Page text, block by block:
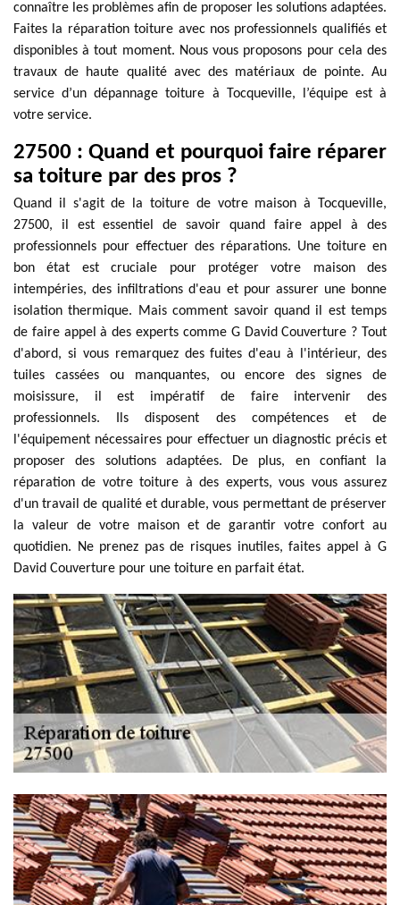
connaître les problèmes afin de proposer les solutions adaptées.
Faites la réparation toiture avec nos professionnels qualifiés et
disponibles à tout moment. Nous vous proposons pour cela des
travaux de haute qualité avec des matériaux de pointe. Au
service d’un dépannage toiture à Tocqueville, l’équipe est à
votre service.
27500 : Quand et pourquoi faire réparer
sa toiture par des pros ?
Quand il s'agit de la toiture de votre maison à Tocqueville,
27500, il est essentiel de savoir quand faire appel à des
professionnels pour effectuer des réparations. Une toiture en
bon état est cruciale pour protéger votre maison des
intempéries, des infiltrations d'eau et pour assurer une bonne
isolation thermique. Mais comment savoir quand il est temps
de faire appel à des experts comme G David Couverture ? Tout
d'abord, si vous remarquez des fuites d'eau à l'intérieur, des
tuiles cassées ou manquantes, ou encore des signes de
moisissure, il est impératif de faire intervenir des
professionnels. Ils disposent des compétences et de
l'équipement nécessaires pour effectuer un diagnostic précis et
proposer des solutions adaptées. De plus, en confiant la
réparation de votre toiture à des experts, vous vous assurez
d'un travail de qualité et durable, vous permettant de préserver
la valeur de votre maison et de garantir votre confort au
quotidien. Ne prenez pas de risques inutiles, faites appel à G
David Couverture pour une toiture en parfait état.